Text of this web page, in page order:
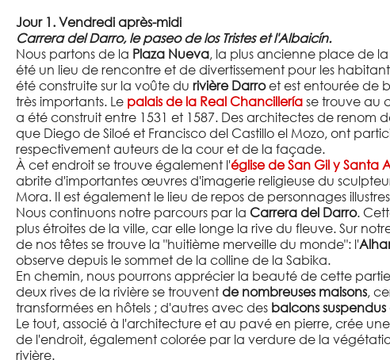
Jour 1. Vendredi après-midi
Carrera del Darro, le paseo de los Tristes et l'Albaicín.
Nous partons de la Plaza Nueva, la plus ancienne place de la
été un lieu de rencontre et de divertissement pour les
été construite sur la voûte durivière Darroet est entourée de
très importants. Le palais de la Real Chancillería se trouve au
a été construit entre 1531 et 1587. Des architectes de renom
que Diego de Siloé et Francisco del Castillo el Mozo, ont
respectivement auteurs de la cour et de la façade.
À cet endroit se trouve également l'église de San Gil y Santa
abrite d'importantes œuvres d'imagerie religieuse du
Mora. Il est également le lieu de repos de personnages
Nous continuons notre parcours par la Carrera del Darro.
plus étroites de la ville, car elle longe la rive du fleuve. Sur
de nos têtes se trouve la "huitième merveille du monde": l'
observe depuis le sommet de la colline de la Sabika.
En chemin, nous pourrons apprécier la beauté de cette
deux rives de la rivière se trouventde nombreuses maisons,
transformées en hôtels ; d'autres avec des balcons
Le tout, associé à l'architecture et au pavé en pierre, crée
de l'endroit, également colorée par la verdure de la
rivière.